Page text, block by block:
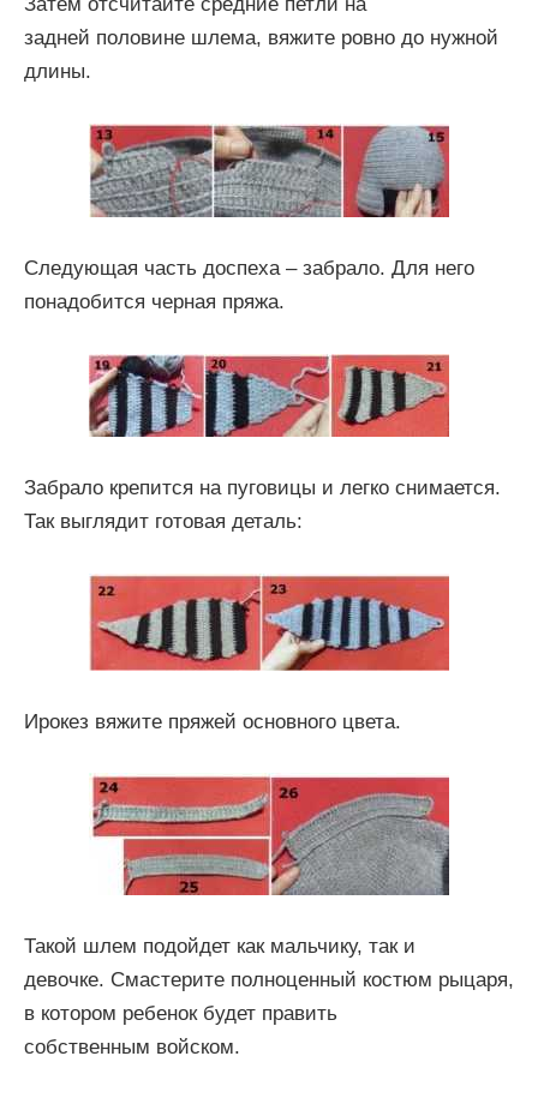
задней половине шлема, вяжите ровно до нужной
длины.
Следующая часть доспеха – забрало. Для него
понадобится черная пряжа.
Забрало крепится на пуговицы и легко снимается.
Так выглядит готовая деталь:
Ирокез вяжите пряжей основного цвета.
Такой шлем подойдет как мальчику, так и
девочке. Смастерите полноценный костюм рыцаря,
в котором ребенок будет править
собственным войском.